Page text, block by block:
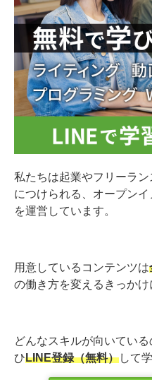
私たちは起業やフリーラ
につけられる、オープン
を運営しています。
用意しているコンテンツは
の働き方を変えるきっかけ
どんなスキルが向いてい
ひLINE登録（無料）して